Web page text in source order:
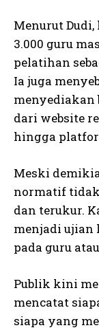
Menurut
3.000 guru
pelatihan
Ia juga
menyediakan
dari website
hingga
Meski
normatif
dan terukur.
menjadi ujian
pada guru
Publik kini
mencatat
siapa yang